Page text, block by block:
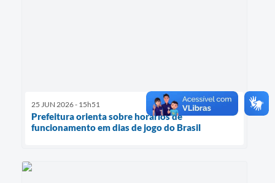
25 JUN 2026 - 15h51
Prefeitura orienta sobre horários de
funcionamento em dias de jogo do Brasil